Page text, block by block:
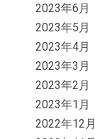
2023年6月
2023年5月
2023年4月
2023年3月
2023年2月
2023年1月
2022年12月